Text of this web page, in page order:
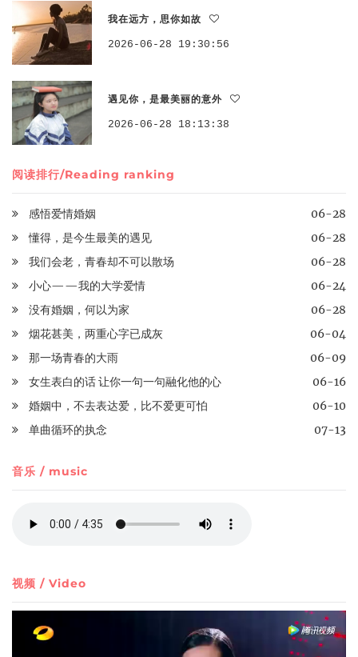
我在远方，思你如故
2026-06-28 19:30:56
遇见你，是最美丽的意外
2026-06-28 18:13:38
阅读排行/Reading ranking
感悟爱情婚姻
06-28
懂得，是今生最美的遇见
06-28
我们会老，青春却不可以散场
06-28
小心——我的大学爱情
06-24
没有婚姻，何以为家
06-28
烟花甚美，两重心字已成灰
06-04
那一场青春的大雨
06-09
女生表白的话 让你一句一句融化他的心
06-16
婚姻中，不去表达爱，比不爱更可怕
06-10
单曲循环的执念
07-13
音乐 / music
视频 / Video